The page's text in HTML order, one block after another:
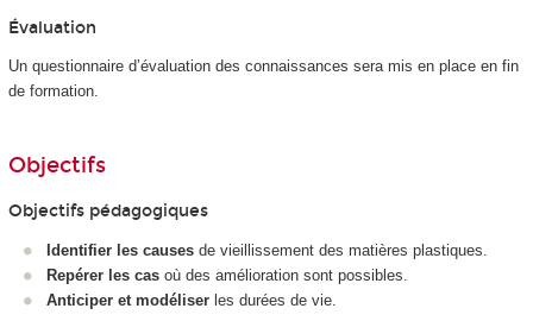
Évaluation
Un questionnaire d’évaluation des connaissances sera mis en place en fin
de formation.
Objectifs
Objectifs pédagogiques
Identifier les causes de vieillissement des matières plastiques.
Repérer les cas où des amélioration sont possibles.
Anticiper et modéliser les durées de vie.